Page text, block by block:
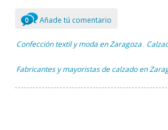
0 Añade tú comentario
Confección textil y moda en Zaragoza ,
Fabricantes y mayoristas de calzado en